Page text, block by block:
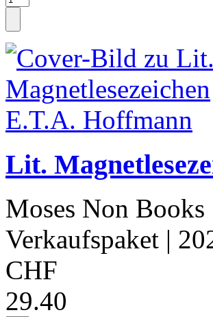
Lit.
Moses Non Books
Verkaufspaket |
CHF
29.40